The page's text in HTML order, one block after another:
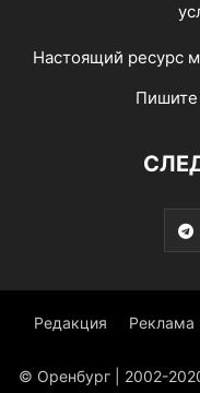
Настоящий ресурс
Редакция Реклама
© Оренбург | 2002-